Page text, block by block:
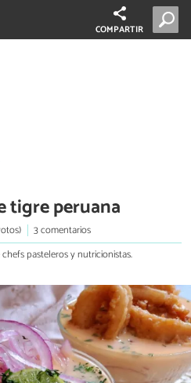
COMPARTIR
tigre peruana
3 comentarios
pasteleros y nutricionistas.